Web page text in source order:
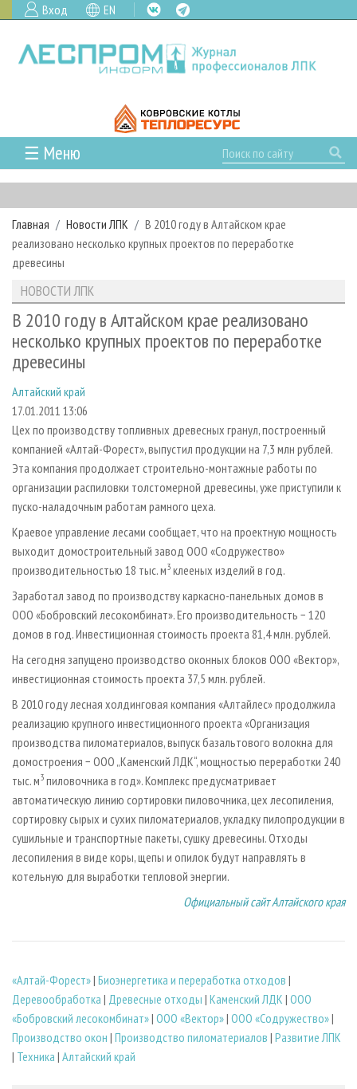
Вход EN
☰ Меню
ГЛАВНАЯ
РУБРИКИ И ТЕМЫ
РУБРИКИ ЖУРНАЛА
ЛЕСНОЕ ХОЗЯЙСТВО
ЛЕСОЗАГОТОВКА
ЛЕСОПИЛЕНИЕ
ДЕРЕВООБРАБОТКА
СУШКА ДРЕВЕСИНЫ
ПРОИЗВОДСТВО ДРЕВЕСНЫХ ПЛИТ
ДЕРЕВЯННОЕ ДОМОСТРОЕНИЕ
ПРОИЗВОДСТВО МЕБЕЛИ
БИОЭНЕРГЕТИКА
ЦБП
ИНСТРУМЕНТ И МАТЕРИАЛЫ
НОВОСТИ
КАЛЕНДАРЬ СОБЫТИЙ
НОВОСТИ ЛПК
НОВОСТИ ЖУРНАЛА
НОВОСТИ КОМПАНИЙ
ПРОЕКТЫ ЛПИ
АНАЛИТИКА
ПРЕДПРИЯТИЯ ЛПК
ЛЕСНЫЕ РЕГИОНЫ РОССИИ
ПЕРСОНЫ
МОБИЛЬНЫЕ ВЫСТАВКИ
ПРИОРИТЕТНЫЕ ИНВЕСТПРОЕКТЫ
RUSSIAN FORESTRY REVIEW
ГАЗЕТА ЛЕСПРОМФОРУМ
БИБЛИОТЕКА СПЕЦИАЛИСТА
АРХИВ
АРХИВ ЖУРНАЛОВ
СТАТЬИ
О ЖУРНАЛЕ
ПОДПИСКА
КОНТАКТЫ
РЕКЛАМОДАТЕЛЯМ
РЕКЛАМА
РЕКЛАМА НА САЙТЕ
Главная Новости ЛПК
В 2010 году в Алтайском крае
реализовано несколько крупных проектов по переработке
древесины
НОВОСТИ ЛПК
В 2010 году в Алтайском крае реализовано
несколько крупных проектов по переработке
древесины
Алтайский край
17.01.2011 13:06
Цех по производству топливных древесных гранул, построенный
компанией «Алтай-Форест», выпустил продукции на 7,3 млн рублей.
Эта компания продолжает строительно-монтажные работы по
организации распиловки толстомерной древесины, уже приступили к
пуско-наладочным работам рамного цеха.
Краевое управление лесами сообщает, что на проектную мощность
выходит домостроительный завод ООО «Содружество»
производительностью 18 тыс. м3 клееных изделий в год.
Заработал завод по производству каркасно-панельных домов в
ООО «Бобровский лесокомбинат». Его производительность − 120
домов в год. Инвестиционная стоимость проекта 81,4 млн. рублей.
На сегодня запущено производство оконных блоков ООО «Вектор»,
инвестиционная стоимость проекта 37,5 млн. рублей.
В 2010 году лесная холдинговая компания «Алтайлес» продолжила
реализацию крупного инвестиционного проекта «Организация
производства пиломатериалов, выпуск базальтового волокна для
домостроения − ООО „Каменский ЛДК“, мощностью переработки 240
тыс. м3 пиловочника в год». Комплекс предусматривает
автоматическую линию сортировки пиловочника, цех лесопиления,
сортировку сырых и сухих пиломатериалов, укладку пилопродукции в
сушильные и транспортные пакеты, сушку древесины. Отходы
лесопиления в виде коры, щепы и опилок будут направлять в
котельную для выработки тепловой энергии.
Официальный сайт Алтайского края
«Алтай-Форест»| Биoэнергетика и переработка отходов |
Деревообработка | Древесные отходы | Каменский ЛДК | ООО
«Бобровский лесокомбинат»| ООО «Вектор»| ООО «Содружество»|
Производство окон | Производство пиломатериалов | Развитие ЛПК
| Техника | Алтайский край